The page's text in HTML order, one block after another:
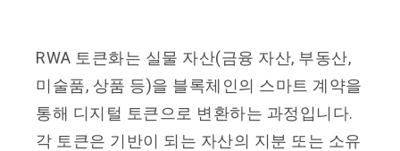
RWA 토큰화는 실물 자산(금융 자산, 부동산,
미술품, 상품 등)을 블록체인의 스마트 계약을
통해 디지털 토큰으로 변환하는 과정입니다.
각 토큰은 기반이 되는 자산의 지분 또는 소유